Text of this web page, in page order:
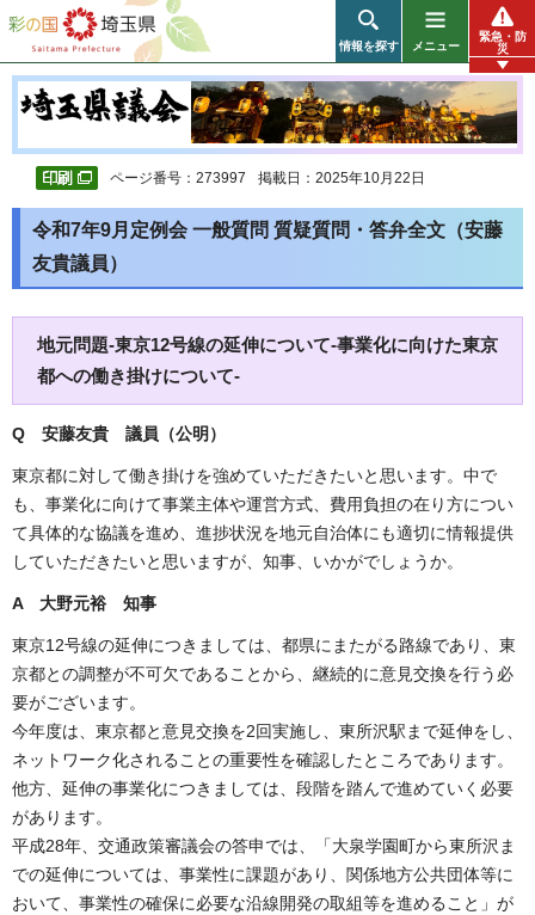
彩の国 埼玉県
情報を探す メニュー
緊急・防
災
ページ番号：273997 掲載日：2025年10月22日
令和7年9月定例会 一般質問 質疑質問・答弁全文（安藤
友貴議員）
地元問題-東京12号線の延伸について-事業化に向けた東京
都への働き掛けについて-
Q 安藤友貴 議員（公明）
東京都に対して働き掛けを強めていただきたいと思います。中で
も、事業化に向けて事業主体や運営方式、費用負担の在り方につい
て具体的な協議を進め、進捗状況を地元自治体にも適切に情報提供
していただきたいと思いますが、知事、いかがでしょうか。
A 大野元裕 知事
東京12号線の延伸につきましては、都県にまたがる路線であり、東
京都との調整が不可欠であることから、継続的に意見交換を行う必
要がございます。
今年度は、東京都と意見交換を2回実施し、東所沢駅まで延伸をし、
ネットワーク化されることの重要性を確認したところであります。
他方、延伸の事業化につきましては、段階を踏んで進めていく必要
があります。
平成28年、交通政策審議会の答申では、「大泉学園町から東所沢ま
での延伸については、事業性に課題があり、関係地方公共団体等に
おいて、事業性の確保に必要な沿線開発の取組等を進めること」が